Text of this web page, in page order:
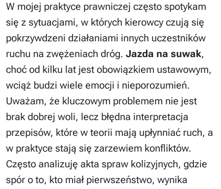
W mojej praktyce prawniczej często spotykam
się z sytuacjami, w których kierowcy czują się
pokrzywdzeni działaniami innych uczestników
ruchu na zwężeniach dróg. Jazda na suwak,
choć od kilku lat jest obowiązkiem ustawowym,
wciąż budzi wiele emocji i nieporozumień.
Uważam, że kluczowym problemem nie jest
brak dobrej woli, lecz błędna interpretacja
przepisów, które w teorii mają upłynniać ruch, a
w praktyce stają się zarzewiem konfliktów.
Często analizuję akta spraw kolizyjnych, gdzie
spór o to, kto miał pierwszeństwo, wynika